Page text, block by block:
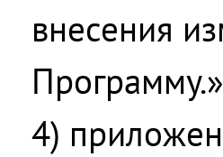
внесения
4)